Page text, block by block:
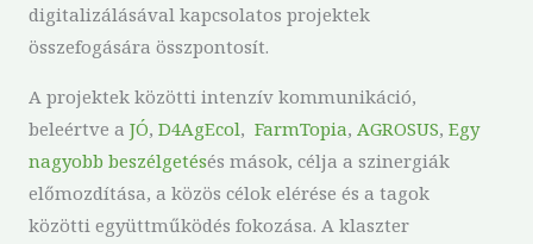
digitalizálásával kapcsolatos projektek
összefogására összpontosít.
A projektek közötti intenzív kommunikáció,
beleértve a JÓ, D4AgEcol, FarmTopia, AGROSUS, Egy
nagyobb beszélgetésés mások, célja a szinergiák
előmozdítása, a közös célok elérése és a tagok
közötti együttműködés fokozása. A klaszter